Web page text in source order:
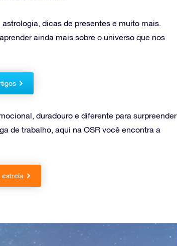
dicas de presentes e muito mais.
ainda mais sobre o universo que nos
duradouro e diferente para surpreender
de trabalho, aqui na OSR você encontra a
estrela